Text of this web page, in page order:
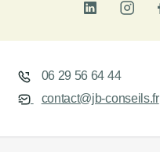
06 29 56 64 44
contact@jb-conseils.fr